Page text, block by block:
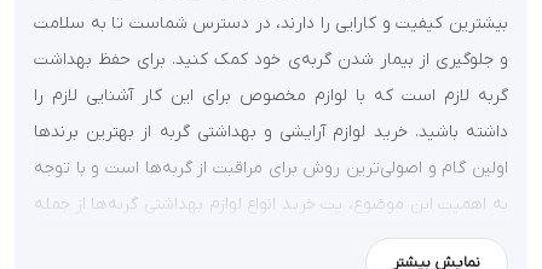
بیشترین کیفیت و کارایی را دارند، در دسترس شماست تا به سلامت
و جلوگیری از بیمار شدن گربه‌ی خود کمک کنید. برای حفظ بهداشت
گربه لازم است که با لوازم مخصوص برای این کار آشنایی لازم را
داشته باشید. خرید لوازم آرایشی و بهداشتی گربه از بهترین برندها
اولین گام و اصولی‌ترین روش برای مراقبت از گربه‌ها است و با توجه
به اهمیت این موضوع، پت خرید انواع لوازم بهداشتی گربه‌ها از جمله
مسواک و خمیر دندان گربه، پرزگیر گربه، لوازم مراقبت از چشم گربه،
نمایش بیشتر